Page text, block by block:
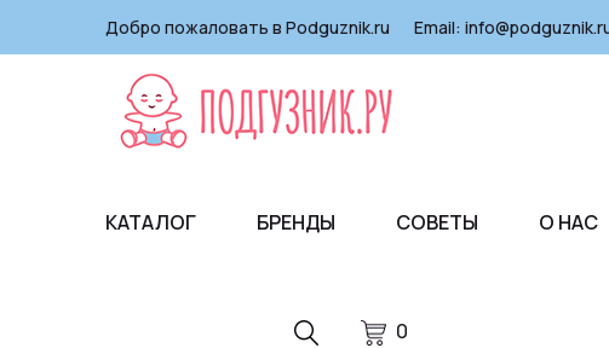
Добро пожаловать в Podguznik.ru Email:
0
КАТАЛОГ БРЕНДЫ СОВЕТЫ О НАС